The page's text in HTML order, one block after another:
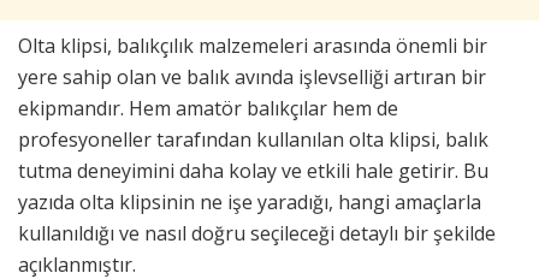
Olta klipsi, balıkçılık malzemeleri arasında önemli bir
yere sahip olan ve balık avında işlevselliği artıran bir
ekipmandır. Hem amatör balıkçılar hem de
profesyoneller tarafından kullanılan olta klipsi, balık
tutma deneyimini daha kolay ve etkili hale getirir. Bu
yazıda olta klipsinin ne işe yaradığı, hangi amaçlarla
kullanıldığı ve nasıl doğru seçileceği detaylı bir şekilde
açıklanmıştır.